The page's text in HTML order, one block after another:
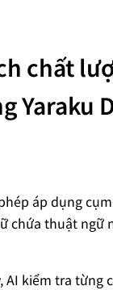
chất
Yaraku
áp dụng
chứa thuật ngữ
AI kiểm tra từng